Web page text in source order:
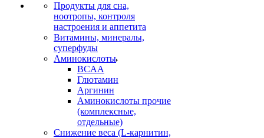
Продукты для сна,
ноотропы, контроля
настроения и аппетита
Витамины, минералы,
суперфуды
Аминокислоты
BCAA
Глютамин
Аргинин
Аминокислоты прочие
(комплексные,
отдельные)
Снижение веса (L-карнитин,